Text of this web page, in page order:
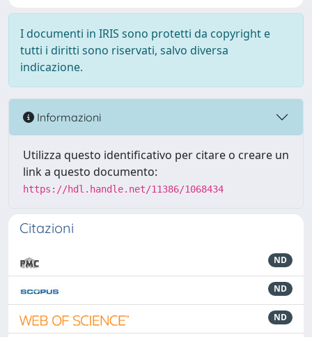
I documenti in IRIS sono protetti da copyright e
tutti i diritti sono riservati, salvo diversa
indicazione.
Informazioni
Utilizza questo identificativo per citare o creare un
link a questo documento:
https://hdl.handle.net/11386/1068434
Citazioni
ND
ND
ND